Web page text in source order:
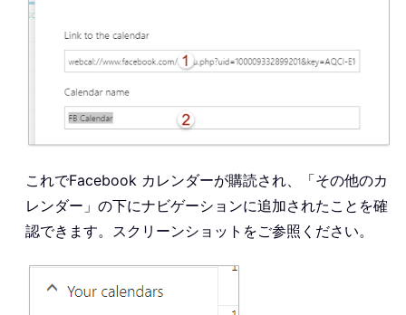
これでFacebook カレンダーが購読され、「その他のカ
レンダー」の下にナビゲーションに追加されたことを確
認できます。スクリーンショットをご参照ください。